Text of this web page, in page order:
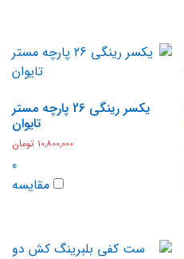
یکسر رینگی 26 پارچه مستر
تایوان
10,800,000 تومان
0
مقایسه